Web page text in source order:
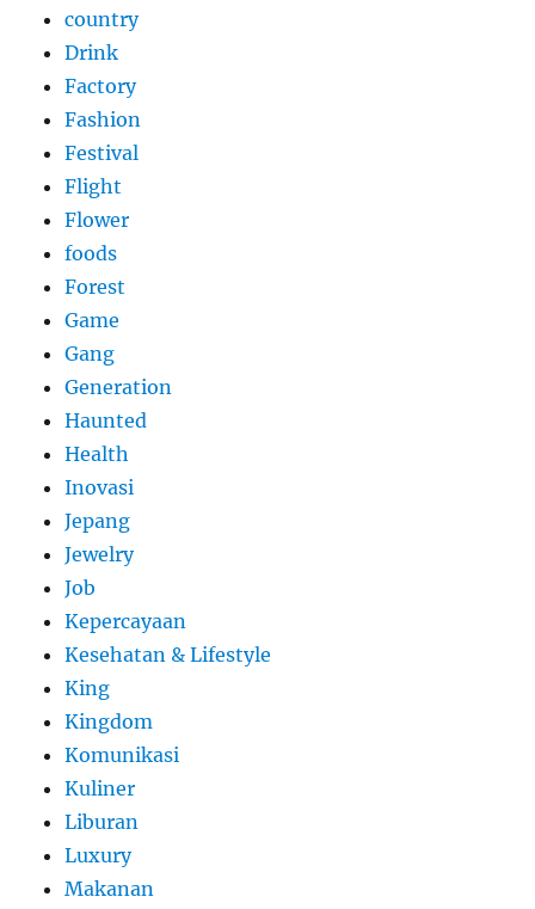
country
Drink
Factory
Fashion
Festival
Flight
Flower
foods
Forest
Game
Gang
Generation
Haunted
Health
Inovasi
Jepang
Jewelry
Job
Kepercayaan
Kesehatan & Lifestyle
King
Kingdom
Komunikasi
Kuliner
Liburan
Luxury
Makanan